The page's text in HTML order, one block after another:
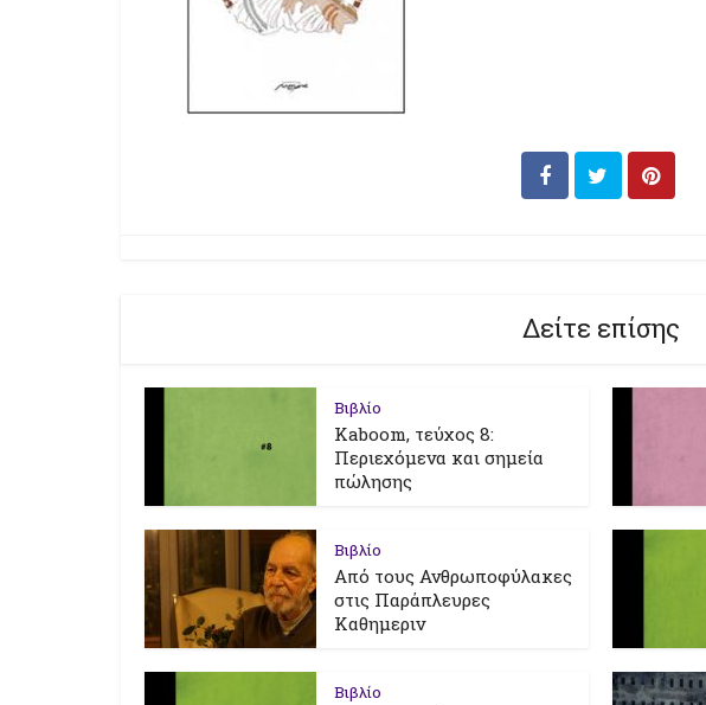
Δείτε επίσης
Βιβλίο
Kaboom, τεύχος 8:
Περιεχόμενα και σημεία
πώλησης
Βιβλίο
Από τους Ανθρωποφύλακες
στις Παράπλευρες
Καθημεριν
Βιβλίο